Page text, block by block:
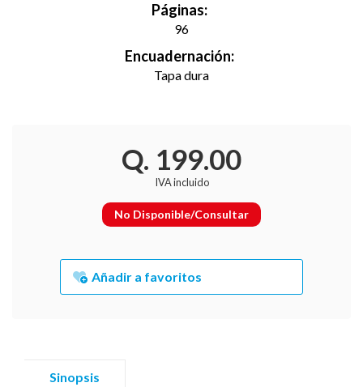
Páginas:
96
Encuadernación:
Tapa dura
Q. 199.00
IVA incluido
No Disponible/Consultar
Añadir a favoritos
Sinopsis